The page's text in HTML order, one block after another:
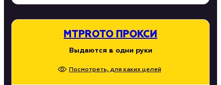
MTPROTO ПРОКСИ
Выдаются в одни руки
Посмотреть, для каких целей